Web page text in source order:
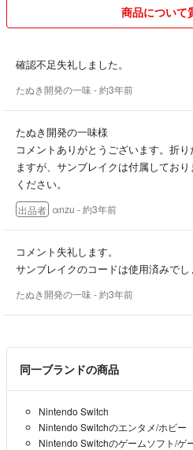
切れになっております可能性や、お
り掛かる場合がございます。
どうか以上の注意点をご了承の上で
ます。
・その他の商品
事前に状態確認しておりますが、出品
ので、その点ご理解いただけますと大
【配送につきまして】
おります。
何かご希望がございましたら事前に
***
細かなことを長々と申し訳ございませ
気持ちの良いお取引きができますよ
ろしくお願いいたします！
商品について
確認不足失礼しました。
たぬき開発の一味- 約3年前
たぬき開発の一味様
コメントありがとうございます。折
ますが、サンブレイクは付属してお
ください。
出品者 αnzu - 約3年前
コメント失礼します。
サンブレイクのコードは使用済みでし
たぬき開発の一味- 約3年前
同一ブランドの商品
Nintendo Switch
Nintendo Switchのエンタメ/ホビー
Nintendo Switchのゲームソフト/ゲ